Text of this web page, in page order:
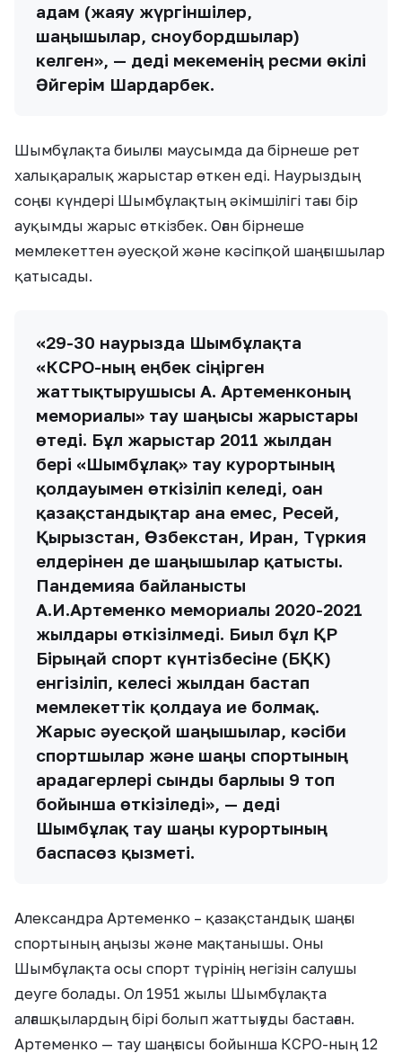
адам (жаяу жүргіншілер,
шаңғышылар, сноубордшылар)
келген», — деді мекеменің ресми өкілі
Әйгерім Шардарбек.
Шымбұлақта биылғы маусымда да бірнеше рет
халықаралық жарыстар өткен еді. Наурыздың
соңғы күндері Шымбұлақтың әкімшілігі тағы бір
ауқымды жарыс өткізбек. Оған бірнеше
мемлекеттен әуесқой және кәсіпқой шаңғышылар
қатысады.
«29-30 наурызда Шымбұлақта
«КСРО-ның еңбек сіңірген
жаттықтырушысы А. Артеменконың
мемориалы» тау шаңғысы жарыстары
өтеді. Бұл жарыстар 2011 жылдан
бері «Шымбұлақ» тау курортының
қолдауымен өткізіліп келеді, оған
қазақстандықтар ғана емес, Ресей,
Қырғызстан, Өзбекстан, Иран, Түркия
елдерінен де шаңғышылар қатысты.
Пандемияға байланысты
А.И.Артеменко мемориалы 2020-2021
жылдары өткізілмеді. Биыл бұл ҚР
Бірыңғай спорт күнтізбесіне (БҚК)
енгізіліп, келесі жылдан бастап
мемлекеттік қолдауға ие болмақ.
Жарыс әуесқой шаңғышылар, кәсіби
спортшылар және шаңғы спортының
арадагерлері сынды барлығы 9 топ
бойынша өткізіледі», — деді
Шымбұлақ тау шаңғы курортының
баспасөз қызметі.
Александра Артеменко – қазақстандық шаңғы
спортының аңызы және мақтанышы. Оны
Шымбұлақта осы спорт түрінің негізін салушы
деуге болады. Ол 1951 жылы Шымбұлақта
алғашқылардың бірі болып жаттығуды бастаған.
Артеменко — тау шаңғысы бойынша КСРО-ның 12